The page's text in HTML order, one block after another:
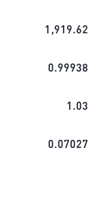
1,919.62
0.99938
1.03
0.07027